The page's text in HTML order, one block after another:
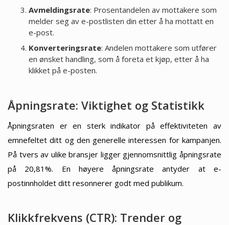
Avmeldingsrate: Prosentandelen av mottakere som
melder seg av e-postlisten din etter å ha mottatt en
e-post.
Konverteringsrate: Andelen mottakere som utfører
en ønsket handling, som å foreta et kjøp, etter å ha
klikket på e-posten.
Åpningsrate: Viktighet og Statistikk
Åpningsraten er en sterk indikator på effektiviteten av
emnefeltet ditt og den generelle interessen for kampanjen.
På tvers av ulike bransjer ligger gjennomsnittlig åpningsrate
på 20,81%. En høyere åpningsrate antyder at e-
postinnholdet ditt resonnerer godt med publikum.
Klikkfrekvens (CTR): Trender og